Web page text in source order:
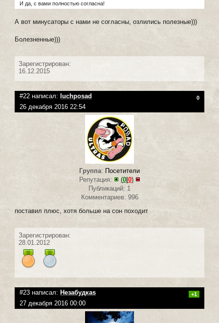
И да, с вами полностью согласна!
А вот минусаторы с нами не согласны, озлились полезные)))
Болезненные)))
Зарегистрирован:
16.12.2015
#22 написал: luchposad 0
26 декабря 2016 22:54
Группа: Посетители
Репутация:
(0| 0)
Публикаций: 1
Комментариев: 996
поставил плюс, хотя больше на сон походит
Зарегистрирован:
28.01.2012
#23 написал: Незабудкаs +1
27 декабря 2016 00:00